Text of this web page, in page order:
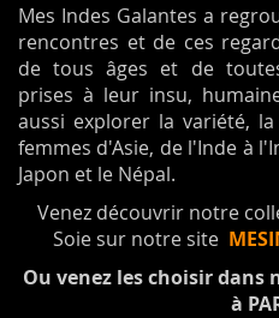
Mes Indes Galantes a
rencontres et de ces
de tous âges et de
prises à leur insu,
aussi explorer la variété,
femmes d'Asie, de l'Inde à
Japon et le Népal.
Venez découvrir notre
Soie sur notre site
Ou venez les choisir
à